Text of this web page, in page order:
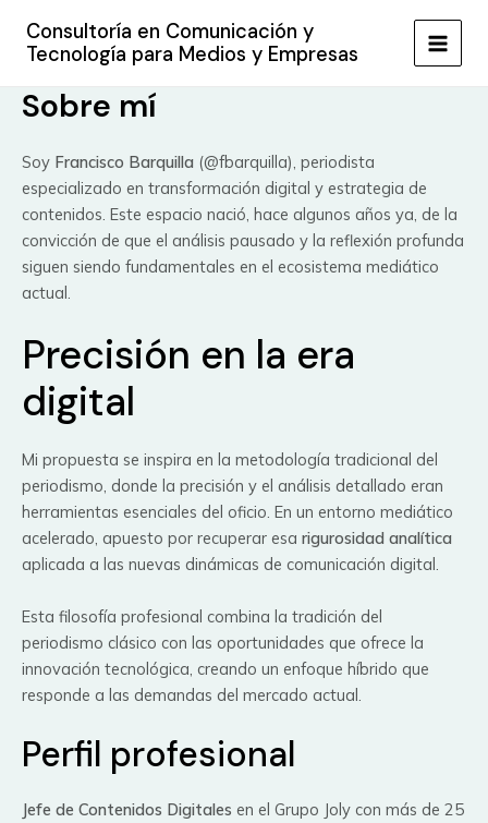
contenido
Consultoría en Comunicación y
Tecnología para Medios y Empresas
MAIN
Sobre mí
Soy Francisco Barquilla (@fbarquilla), periodista
especializado en transformación digital y estrategia de
contenidos. Este espacio nació, hace algunos años ya, de la
convicción de que el análisis pausado y la reflexión profunda
siguen siendo fundamentales en el ecosistema mediático
actual.
Precisión en la era
digital
Mi propuesta se inspira en la metodología tradicional del
periodismo, donde la precisión y el análisis detallado eran
herramientas esenciales del oficio. En un entorno mediático
acelerado, apuesto por recuperar esa rigurosidad analítica
aplicada a las nuevas dinámicas de comunicación digital.
Esta filosofía profesional combina la tradición del
periodismo clásico con las oportunidades que ofrece la
innovación tecnológica, creando un enfoque híbrido que
responde a las demandas del mercado actual.
Perfil profesional
Jefe de Contenidos Digitales en el Grupo Joly con más de 25